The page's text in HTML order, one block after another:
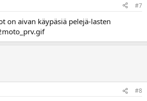
#7
on aivan käypäsiä pelejä-lasten
#8